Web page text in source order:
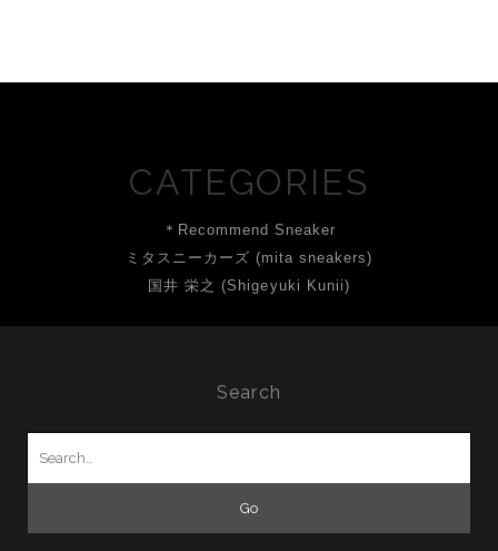
CATEGORIES
＊Recommend Sneaker
ミタスニーカーズ (mita sneakers)
国井 栄之 (Shigeyuki Kunii)
Search